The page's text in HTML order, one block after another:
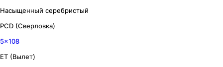
Насыщенный серебристый
PCD (Сверловка)
5x108
ET (Вылет)